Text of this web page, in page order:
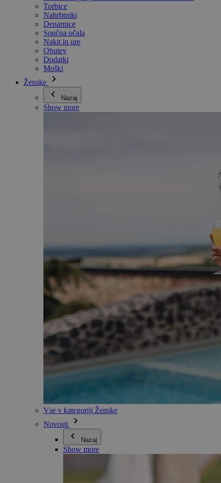
Torbice
Nahrbtniki
Denarnice
Sončna očala
Nakit in ure
Obutev
Dodatki
Moški
Ženske
Nazaj
Show more
Vse v kategoriji Ženske
Novosti
Nazaj
Show more